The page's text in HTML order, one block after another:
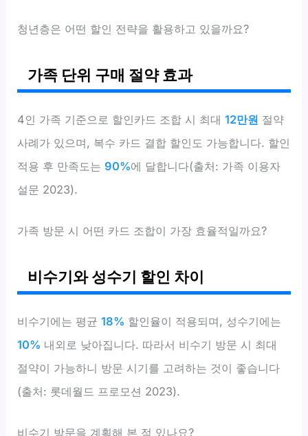
청년층은 어떤 할인 전략을 활용하고 있을까요?
가족 단위 구매 절약 효과
4인 가족 기준으로 할인카드 조합 시 최대12만원 절약
사례가 있으며, 복수 카드 결합 할인도 가능합니다. 할인
적용 후 만족도는90%에 달합니다(출처: 가족 이용자
설문 2023).
가족 방문 시 어떤 카드 조합이 가장 효율적일까요?
비수기와 성수기 할인 차이
비수기에는 평균18% 할인율이 적용되며, 성수기에는
10% 내외로 낮아집니다. 따라서 비수기 방문 시 최대
절약이 가능하니 방문 시기를 고려하는 것이 좋습니다
(출처: 롯데월드 프로모션 2023).
비수기 방문을 계획해 본 적 있나요?